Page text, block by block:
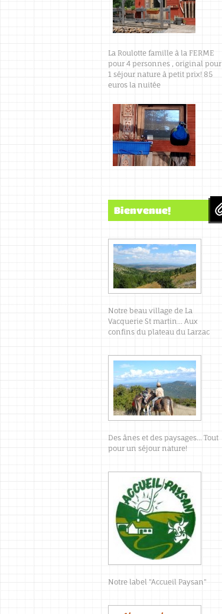
La Roulotte famille à la FERME
pour 4 personnes , original pour
1 séjour nature à petit prix! 85
euros la nuitée
Bienvenue!
Notre beau village de La
Vacquerie St martin... Aux
confins du plateau du Larzac
Des ânes et des paysages... Tout
pour un séjour nature!
Notre label "Accueil Paysan"